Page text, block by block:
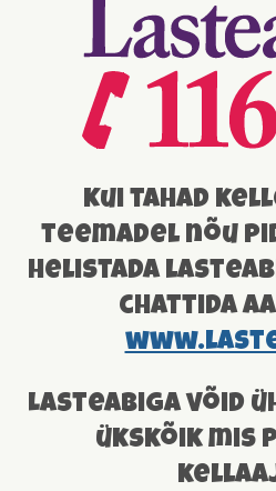
Kui tahad
teemadel nõu
helistada
chattida
Lasteabiga võid
ükskõik mis